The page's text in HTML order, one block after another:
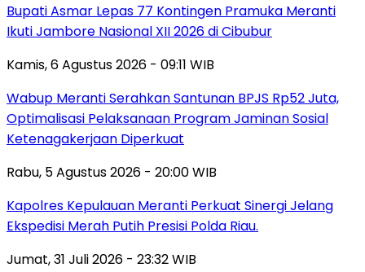
Bupati Asmar Lepas 77 Kontingen Pramuka Meranti
Ikuti Jambore Nasional XII 2026 di Cibubur
Kamis, 6 Agustus 2026 - 09:11 WIB
Wabup Meranti Serahkan Santunan BPJS Rp52 Juta,
Optimalisasi Pelaksanaan Program Jaminan Sosial
Ketenagakerjaan Diperkuat
Rabu, 5 Agustus 2026 - 20:00 WIB
Kapolres Kepulauan Meranti Perkuat Sinergi Jelang
Ekspedisi Merah Putih Presisi Polda Riau.
Jumat, 31 Juli 2026 - 23:32 WIB